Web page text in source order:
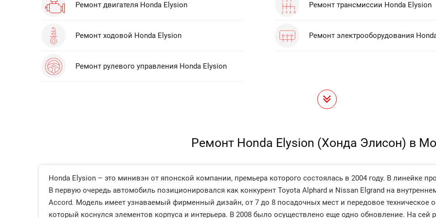
Ремонт двигателя Honda Elysion Ремонт трансмиссии Honda Elysion
Ремонт ходовой Honda Elysion Ремонт электрооборудования
Ремонт рулевого управления Honda Elysion
Ремонт Honda Elysion (Хонда Элисон) в
Honda Elysion – это минивэн от японской компании, премьера которого состоялась в 2004 году. В линейке
В первую очередь автомобиль позиционировался как конкурент Toyota Alphard и Nissan Elgrand на
Accord. Модель имеет узнаваемый фирменный дизайн, от 7 до 8 посадочных мест и передовое техническое
который коснулся элементов корпуса и интерьера. В 2008 было осуществлено еще одно обновление. На